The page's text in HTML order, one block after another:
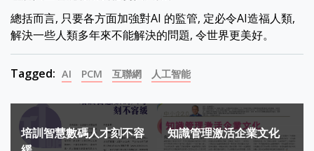
總括而言, 只要各方面加強對AI 的監管, 定必令AI造福人類,
解決一些人類多年來不能解決的問題, 令世界更美好。
Tagged: AI PCM 互聯網 人工智能
Post
navigation
培訓智慧數碼人才刻不容
知識管理激活企業文化